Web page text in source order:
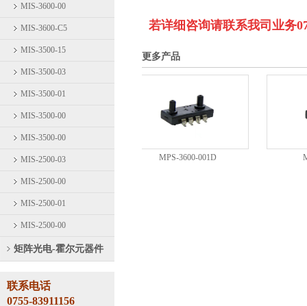
MIS-3600-00
MIS-3600-C5
MIS-3500-15
MIS-3500-03
MIS-3500-01
MIS-3500-00
MIS-3500-00
MIS-2500-03
MIS-2500-00
MIS-2500-01
MIS-2500-00
矩阵光电-霍尔元器件
联系电话
0755-83911156
若详细咨询请联系我司业务
更多产品
MPS-3600-015D MPS-3600-001D
MPS-3600-015D